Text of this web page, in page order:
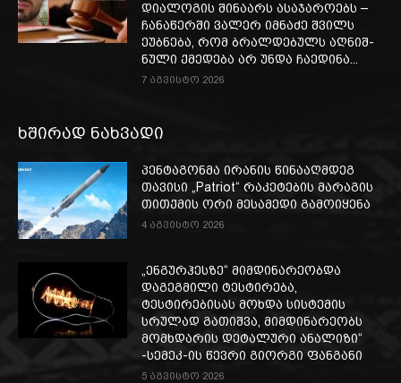
დიალოგის შინაარს ასაჯაროებს –
ჩა­ნა­წერ­ში ვა­ლერ იმ­ნა­ძე შვილს
ეუბ­ნე­ბა, რომ ბრალ­დე­ბულს აღ­ნიშ­
ნუ­ლი ქმე­დე­ბა არ უნდა ჩა­ე­დი­ნა...
7 აგვისტო 2026
ხშირად ნახვადი
პენტაგონმა ირანის წინააღმდეგ
თავისი „Patriot“ რაკეტების მარაგის
თითქმის ორი მესამედი გამოიყენა
4 აგვისტო 2026
„ენგურჰესზე“ მიმდინარეობდა
დაგეგმილი ტესტირება,
ტესტირებისას მოხდა სისტემის
სრულად გათიშვა, მიმდინარეობს
მომხდარის დეტალური ანალიზი“
-სემეკ-ის წევრი გიორგი ფანგანი
5 აგვისტო 2026